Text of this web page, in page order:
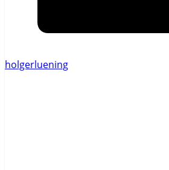
holgerluening